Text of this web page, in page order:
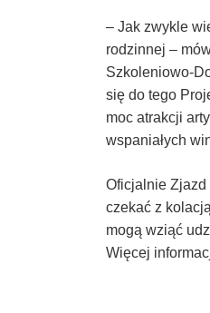
– Jak zwykle
rodzinnej –
Szkoleniowo-
się do tego
moc atrakcji
wspaniałych
Oficjalnie Zjazd
czekać z
mogą wziąć
Więcej